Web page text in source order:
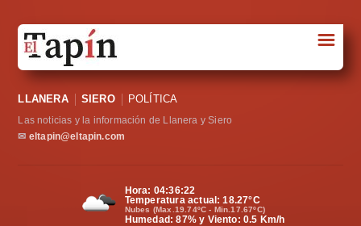
Sociedad
Política
☰
LLANERA SIERO POLÍTICA
Las noticias y la información de Llanera y Siero
✉ eltapin@eltapin.com
Hora: 04:36:23
Temperatura actual:18.27°C
Nubes (Max.19.74ºC - Min.17.67ºC)
Humedad: 87% y Viento: 0.5 Km/h